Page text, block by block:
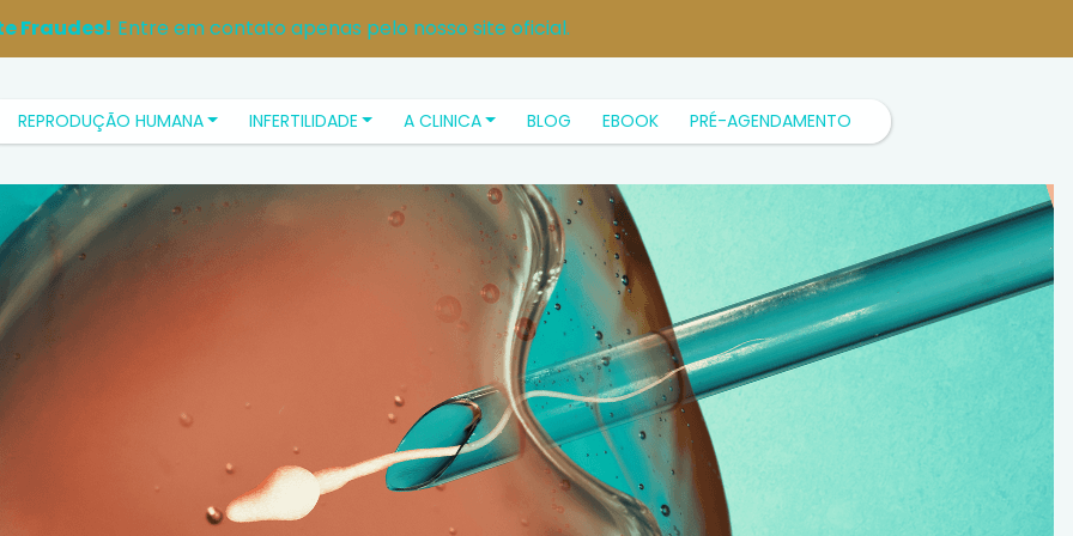
Fraudes! Entre em contato apenas pelo nosso site oficial.
REPRODUÇÃO HUMANA INFERTILIDADE A CLINICA BLOG EBOOK PRÉ-AGENDAMENTO